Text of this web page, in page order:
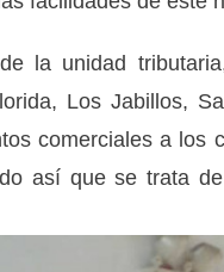
la unidad
Los Jabillos,
comerciales a los
así que se trata